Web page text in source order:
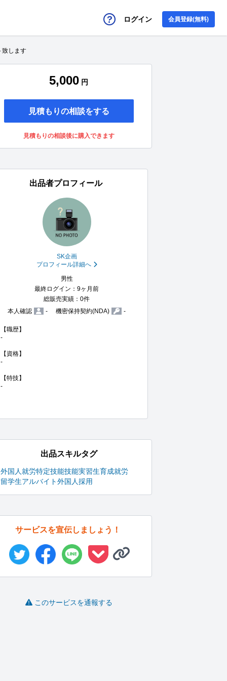
ログイン 会員登録(無料)
致します
5,000 円
見積もりの相談をする
見積もりの相談後に購入できます
出品者プロフィール
SK企画
プロフィール詳細へ
男性
最終ログイン：9ヶ月前
総販売実績：0件
本人確認
- 機密保持契約(NDA) -
【職歴】
-
【資格】
-
【特技】
-
出品スキルタグ
外国人就労特定技能技能実習生育成就労
留学生アルバイト外国人採用
サービスを宣伝しましょう！
このサービスを通報する